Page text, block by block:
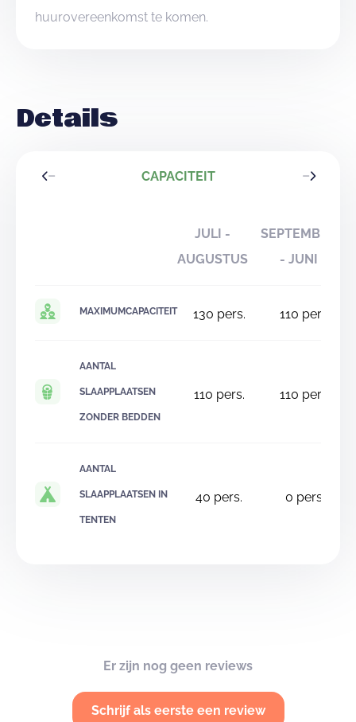
huurovereenkomst te komen.
Details
CAPACITEIT
JULI -
AUGUSTUS
SEPTEMBER
- JUNI
MAXIMUMCAPACITEIT 130 pers. 110 pers.
AANTAL
SLAAPPLAATSEN
ZONDER BEDDEN
110 pers. 110 pers.
AANTAL
SLAAPPLAATSEN IN
TENTEN
40 pers. 0 pers.
Er zijn nog geen reviews
Schrijf als eerste een review